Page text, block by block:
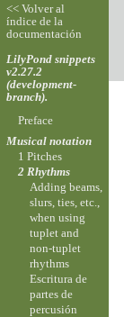
<< Volver al
índice de la
documentación
LilyPond snippets
v2.27.2
(development-
branch).
Preface
Musical notation
1 Pitches
2 Rhythms
Adding beams,
slurs, ties, etc.,
when using
tuplet and
non-tuplet
rhythms
Escritura de
partes de
percusión